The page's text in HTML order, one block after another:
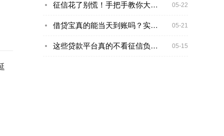
05-22
征信花了别慌！手把手教你大数据清洗贷款攻略
05-21
借贷宝真的能当天到账吗？实测结果+避坑指南
05-15
这些贷款平台真的不看征信负债？